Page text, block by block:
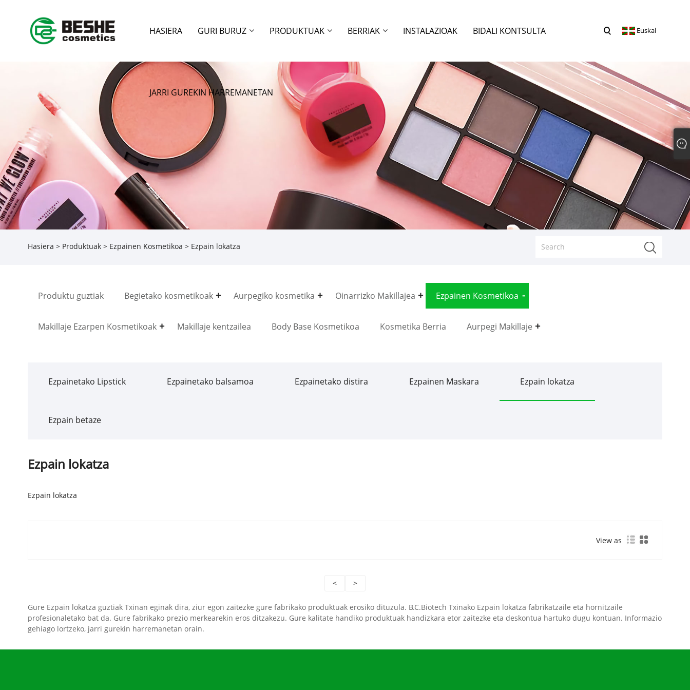
HASIERA GURI BURUZ PRODUKTUAK BERRIAK INSTALAZIOAK BIDALI KONTSULTA
JARRI GUREKIN HARREMANETAN
Euskal
Hasiera > Produktuak> Ezpainen Kosmetikoa > Ezpain lokatza
Produktu guztiak Begietako kosmetikoak Aurpegiko kosmetika Oinarrizko Makillajea Ezpainen Kosmetikoa
Makillaje Ezarpen Kosmetikoak Makillaje kentzailea Body Base Kosmetikoa Kosmetika Berria Aurpegi Makillaje
Ezpainetako Lipstick Ezpainetako balsamoa Ezpainetako distira Ezpainen Maskara Ezpain lokatza
Ezpain betaze
Ezpain lokatza
Ezpain lokatza
View as
< >
Gure Ezpain lokatza guztiak Txinan eginak dira, ziur egon zaitezke gure fabrikako produktuak erosiko dituzula. B.C.Biotech Txinako Ezpain lokatza fabrikatzaile eta hornitzaile
profesionaletako bat da. Gure fabrikako prezio merkearekin eros ditzakezu. Gure kalitate handiko produktuak handizkara etor zaitezke eta deskontua hartuko dugu kontuan. Informazio
gehiago lortzeko, jarri gurekin harremanetan orain.